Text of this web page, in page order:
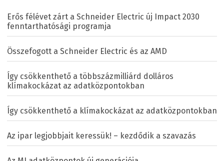
Erős félévet zárt a Schneider Electric új Impact 2030
fenntarthatósági programja
Összefogott a Schneider Electric és az AMD
Így csökkenthető a többszázmilliárd dolláros
klímakockázat az adatközpontokban
Így csökkenthető a klímakockázat az adatközpontokban
Az ipar legjobbjait keressük! – kezdődik a szavazás